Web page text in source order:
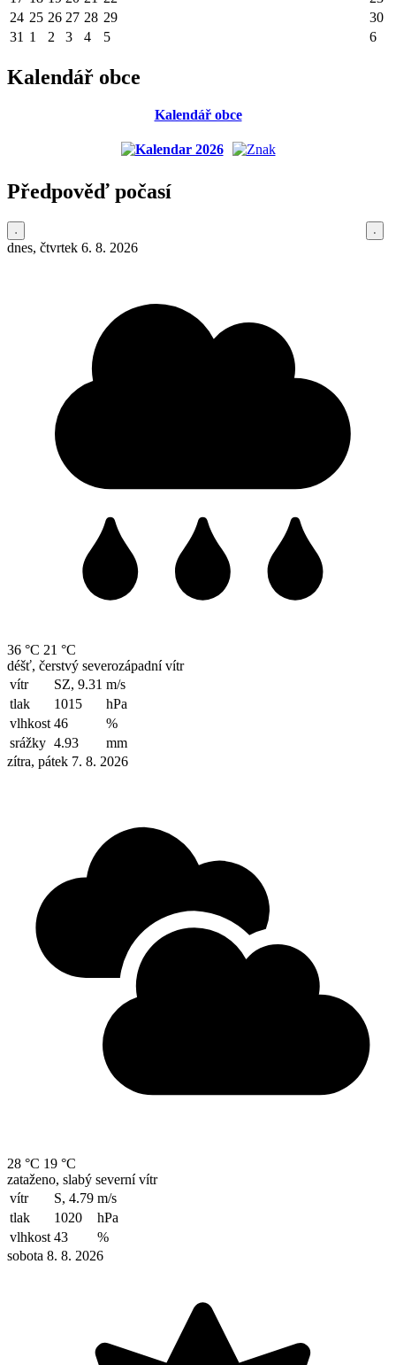
24 25 26 27 28 29
30
31 1 2 3 4 5 6
Kalendář obce
Kalendář obce
Předpověď počasí
dnes, čtvrtek 6. 8. 2026
36 °C 21 °C
déšť, čerstvý severozápadní vítr
vítr
SZ, 9.31 m/s
tlak
1015
hPa
vlhkost 46
%
srážky 4.93
mm
zítra, pátek 7. 8. 2026
28 °C 19 °C
zataženo, slabý severní vítr
vítr
S, 4.79 m/s
tlak
1020
hPa
vlhkost 43
%
sobota 8. 8. 2026